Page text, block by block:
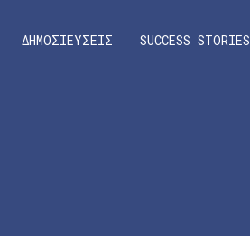
ΔΗΜΟΣΙΕΥΣΕΙΣ SUCCESS STORIES